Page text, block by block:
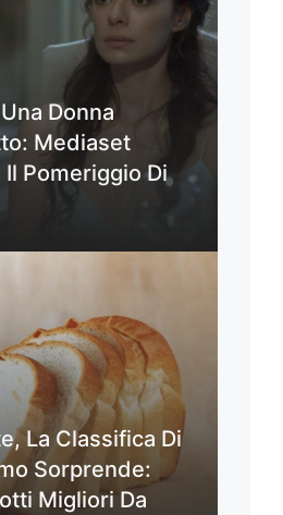
Donna
Mediaset
Il Pomeriggio Di
La Classifica Di
Sorprende:
Migliori Da